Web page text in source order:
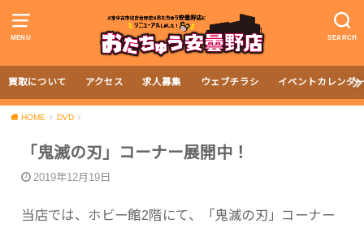
MENU SEARCH
買取について アクセス 求人募集 ウェブチラシ イベントカレンダ
HOME DVD
「鬼滅の刃」コーナー展開中！
2019年12月19日
当店では、ホビー館2階にて、「鬼滅の刃」コーナー